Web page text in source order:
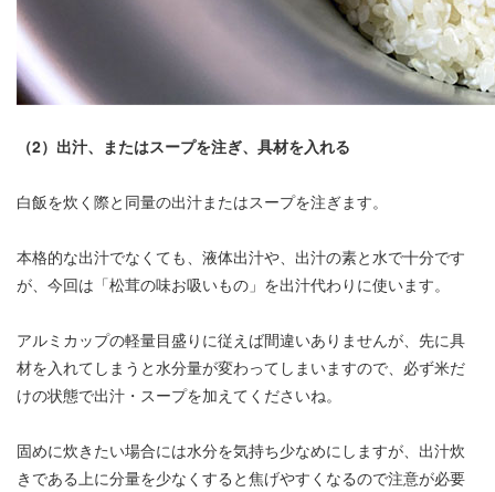
（2）出汁、またはスープを注ぎ、具材を入れる
白飯を炊く際と同量の出汁またはスープを注ぎます。
本格的な出汁でなくても、液体出汁や、出汁の素と水で十分です
が、今回は「松茸の味お吸いもの」を出汁代わりに使います。
アルミカップの軽量目盛りに従えば間違いありませんが、先に具
材を入れてしまうと水分量が変わってしまいますので、必ず米だ
けの状態で出汁・スープを加えてくださいね。
固めに炊きたい場合には水分を気持ち少なめにしますが、出汁炊
きである上に分量を少なくすると焦げやすくなるので注意が必要